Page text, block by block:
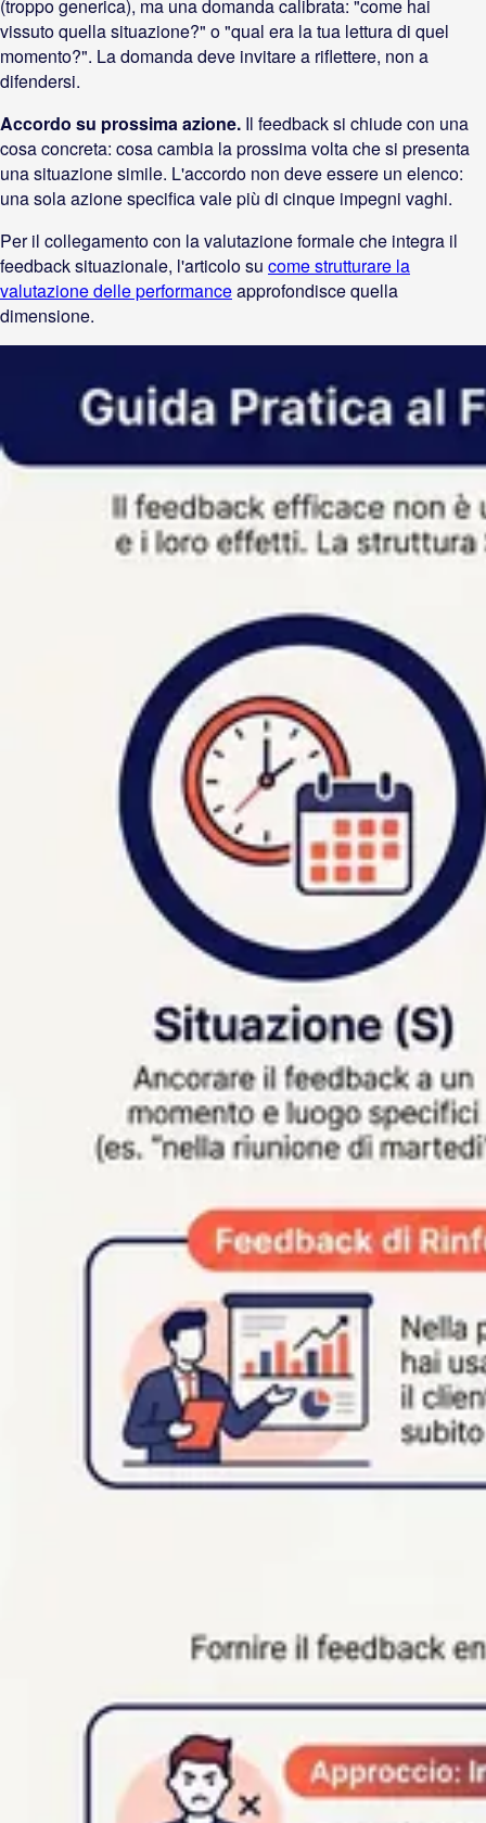
(troppo generica), ma una domanda calibrata: "come hai
vissuto quella situazione?" o "qual era la tua lettura di quel
momento?". La domanda deve invitare a riflettere, non a
difendersi.
Accordo su prossima azione. Il feedback si chiude con una
cosa concreta: cosa cambia la prossima volta che si presenta
una situazione simile. L'accordo non deve essere un elenco:
una sola azione specifica vale più di cinque impegni vaghi.
Per il collegamento con la valutazione formale che integra il
feedback situazionale, l'articolo su come strutturare la
valutazione delle performanceapprofondisce quella
dimensione.